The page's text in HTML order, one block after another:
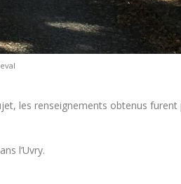
les renseignements obtenus
l’Uvry.